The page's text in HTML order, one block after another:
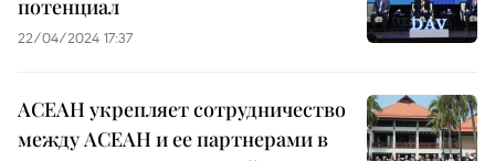
потенциал
22/04/2024 17:37
АСЕАН укрепляет сотрудничество
между АСЕАН и ее партнерами в